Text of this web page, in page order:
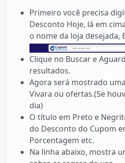
Primeiro você precisa
Desconto Hoje, lá em
o nome da loja desejada,
Clique no Buscar e
resultados.
Agora será mostrado
Vivara ou ofertas.(Se
dia)
O título em Preto e
do Desconto do Cupom
Porcentagem etc.
Na linha abaixo, mostra